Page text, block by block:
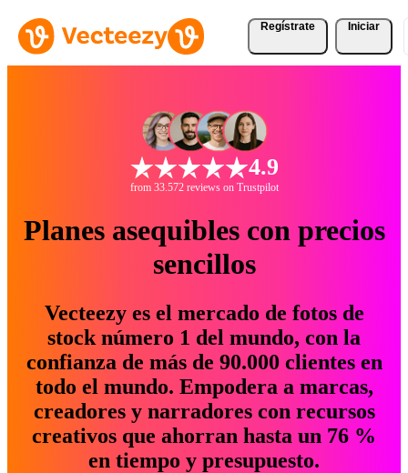
Regístrate Iniciar
4.9
from 33.572 reviews on Trustpilot
Planes asequibles con precios
sencillos
Vecteezy es el mercado de fotos de
stock número 1 del mundo, con la
confianza de más de 90.000 clientes en
todo el mundo. Empodera a marcas,
creadores y narradores con recursos
creativos que ahorran hasta un 76 %
en tiempo y presupuesto.